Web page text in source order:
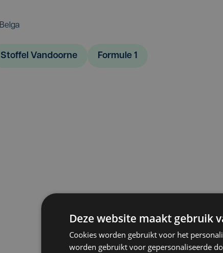
Belga
Stoffel Vandoorne Formule 1
Deze website maakt gebruik
Cookies worden gebruikt voor het
worden gebruikt voor gepersonaliseerde